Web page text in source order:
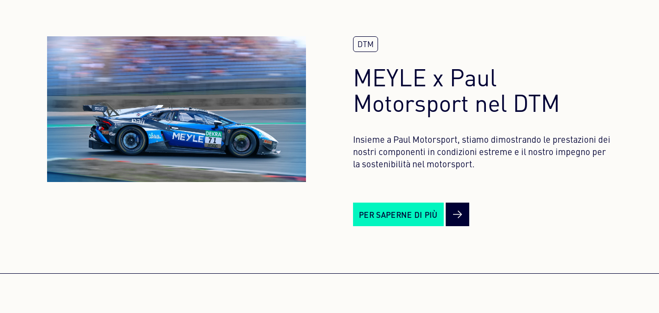
MEYLE x Paul
Motorsport nel DTM
Insieme a Paul Motorsport, stiamo dimostrando le prestazioni dei
nostri componenti in condizioni estreme e il nostro impegno per
la sostenibilità nel motorsport.
PER SAPERNE DI PIÙ